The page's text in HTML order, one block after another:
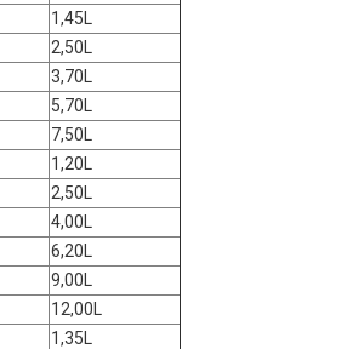
1,45L
2,50L
3,70L
5,70L
7,50L
1,20L
2,50L
4,00L
6,20L
9,00L
12,00L
1,35L